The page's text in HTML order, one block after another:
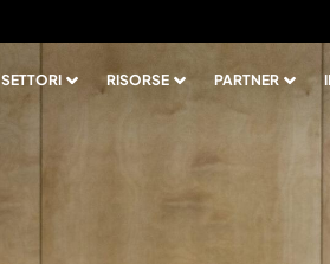
SETTORI RISORSE PARTNER